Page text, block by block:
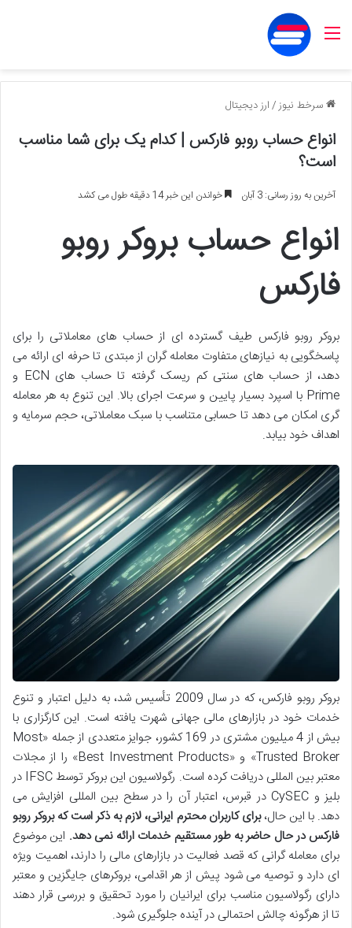
منو
سرخط نیوز/ارز دیجیتال
انواع حساب روبو فارکس | کدام یک برای شما مناسب
است؟
آخرین به روز رسانی: 3 آبان خواندن این خبر 14 دقیقه طول می کشد
انواع حساب بروکر روبو
فارکس
بروکر روبو فارکس طیف گسترده ای از حساب های معاملاتی را برای
پاسخگویی به نیازهای متفاوت معامله گران از مبتدی تا حرفه ای ارائه می
دهد، از حساب های سنتی کم ریسک گرفته تا حساب های ECN و
Prime با اسپرد بسیار پایین و سرعت اجرای بالا. این تنوع به هر معامله
گری امکان می دهد تا حسابی متناسب با سبک معاملاتی، حجم سرمایه و
اهداف خود بیابد.
بروکر روبو فارکس، که در سال 2009 تأسیس شد، به دلیل اعتبار و تنوع
خدمات خود در بازارهای مالی جهانی شهرت یافته است. این کارگزاری با
بیش از 4 میلیون مشتری در 169 کشور، جوایز متعددی از جمله «Most
Trusted Broker» و «Best Investment Products» را از مجلات
معتبر بین المللی دریافت کرده است. رگولاسیون این بروکر توسط IFSC در
بلیز و CySEC در قبرس، اعتبار آن را در سطح بین المللی افزایش می
دهد. با این حال،برای کاربران محترم ایرانی، لازم به ذکر است که بروکر روبو
فارکس در حال حاضر به طور مستقیم خدمات ارائه نمی دهد. این موضوع
برای معامله گرانی که قصد فعالیت در بازارهای مالی را دارند، اهمیت ویژه
ای دارد و توصیه می شود پیش از هر اقدامی، بروکرهای جایگزین و معتبر
دارای رگولاسیون مناسب برای ایرانیان را مورد تحقیق و بررسی قرار دهند
تا از هرگونه چالش احتمالی در آینده جلوگیری شود.